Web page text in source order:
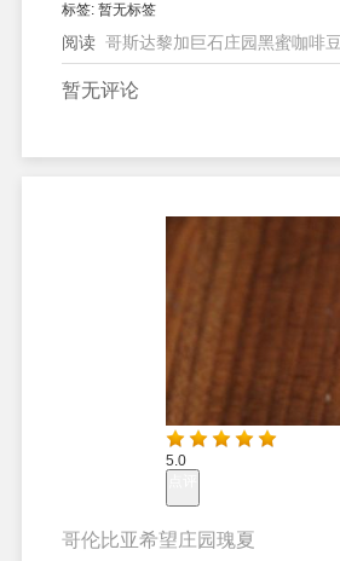
标签: 暂无标签
阅读 哥斯达黎加巨石庄园黑蜜咖啡
暂无评论
5.0
哥伦比亚希望庄园瑰夏